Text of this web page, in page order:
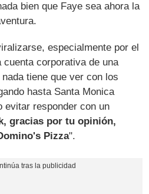
bien que Faye sea ahora la
especialmente por el
cuenta corporativa de una
tiene que ver con los
hasta Santa Monica
evitar responder con un
gracias por tu opinión,
Pizza".